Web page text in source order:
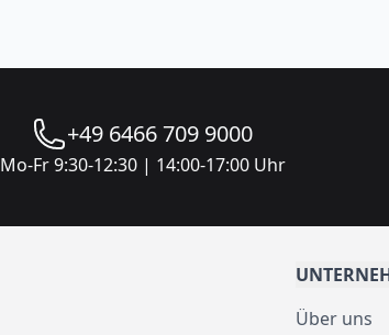
+49 6466 709 9000
Mo-Fr 9:30-12:30 | 14:00-17:00 Uhr
Über uns